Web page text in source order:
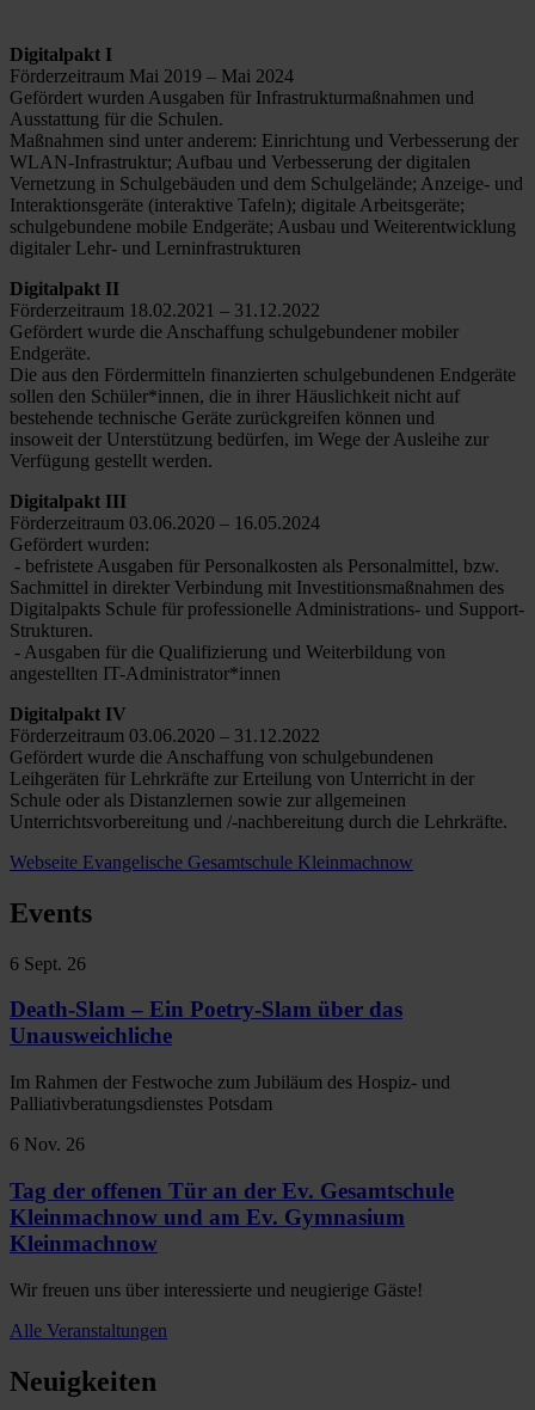
Digitalpakt I
Förderzeitraum Mai 2019 – Mai 2024
Gefördert wurden Ausgaben für Infrastrukturmaßnahmen und
Ausstattung für die Schulen.
Maßnahmen sind unter anderem: Einrichtung und Verbesserung der
WLAN-Infrastruktur; Aufbau und Verbesserung der digitalen
Vernetzung in Schulgebäuden und dem Schulgelände; Anzeige- und
Interaktionsgeräte (interaktive Tafeln); digitale Arbeitsgeräte;
schulgebundene mobile Endgeräte; Ausbau und Weiterentwicklung
digitaler Lehr- und Lerninfrastrukturen
Digitalpakt II
Förderzeitraum 18.02.2021 – 31.12.2022
Gefördert wurde die Anschaffung schulgebundener mobiler
Endgeräte.
Die aus den Fördermitteln finanzierten schulgebundenen Endgeräte
sollen den Schüler*innen, die in ihrer Häuslichkeit nicht auf
bestehende technische Geräte zurückgreifen können und
insoweit der Unterstützung bedürfen, im Wege der Ausleihe zur
Verfügung gestellt werden.
Digitalpakt III
Förderzeitraum 03.06.2020 – 16.05.2024
Gefördert wurden:
- befristete Ausgaben für Personalkosten als Personalmittel, bzw.
Sachmittel in direkter Verbindung mit Investitionsmaßnahmen des
Digitalpakts Schule für professionelle Administrations- und Support-
Strukturen.
- Ausgaben für die Qualifizierung und Weiterbildung von
angestellten IT-Administrator*innen
Digitalpakt IV
Förderzeitraum 03.06.2020 – 31.12.2022
Gefördert wurde die Anschaffung von schulgebundenen
Leihgeräten für Lehrkräfte zur Erteilung von Unterricht in der
Schule oder als Distanzlernen sowie zur allgemeinen
Unterrichtsvorbereitung und /-nachbereitung durch die Lehrkräfte.
Webseite Evangelische Gesamtschule Kleinmachnow
Events
6 Sept. 26
Death-Slam – Ein Poetry-Slam über das
Unausweichliche
Im Rahmen der Festwoche zum Jubiläum des Hospiz- und
Palliativberatungsdienstes Potsdam
6 Nov. 26
Tag der offenen Tür an der Ev. Gesamtschule
Kleinmachnow und am Ev. Gymnasium
Kleinmachnow
Wir freuen uns über interessierte und neugierige Gäste!
Alle Veranstaltungen
Neuigkeiten